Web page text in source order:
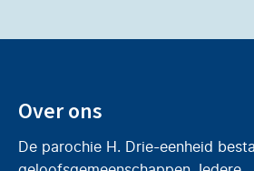
Over ons
De parochie H. Drie-eenheid